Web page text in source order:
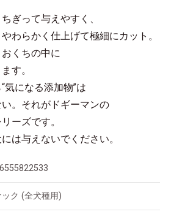
ぎって与えやすく、
わらかく仕上げて極細にカット。
おくちの中に
す。
気になる添加物”は
。それがドギーマンの
ーズです。
は与えないでください。
ック (全犬種用)